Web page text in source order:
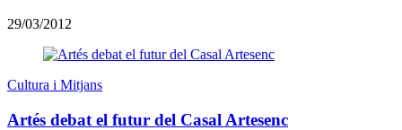
29/03/2012
Cultura i Mitjans
Artés debat el futur del Casal Artesenc